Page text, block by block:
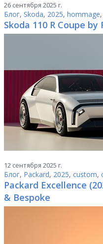
26 сентября 2025 г.
Блог, Skoda, 2025, hommage,
Skoda 110 R Coupe by
12 сентября 2025 г.
Блог, Packard, 2025, custom,
Packard Excellence
& Bespoke